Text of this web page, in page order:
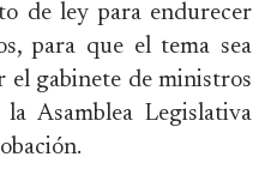
de ley para endurecer
para que el tema sea
el gabinete de ministros
Asamblea Legislativa